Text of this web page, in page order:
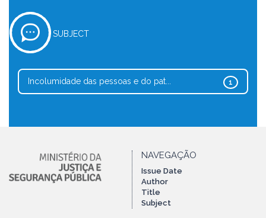
SUBJECT
1
Incolumidade das pessoas e do pat...
NAVEGAÇÃO
Issue Date
Author
Title
Subject